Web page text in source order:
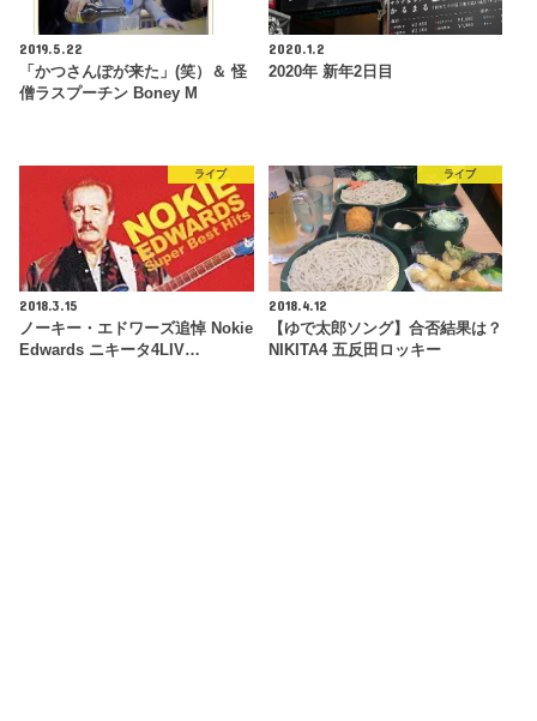
2019.5.22
「かつさんぽが来た」(笑）＆ 怪
僧ラスプーチン Boney M
2020.1.2
2020年 新年2日目
ライブ
2018.3.15
ノーキー・エドワーズ追悼 Nokie
Edwards ニキータ4LIV…
ライブ
2018.4.12
【ゆで太郎ソング】合否結果は？
NIKITA4 五反田ロッキー